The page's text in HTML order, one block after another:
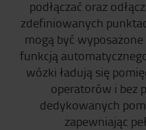
podłączać oraz
zdefiniowanych
mogą być
funkcją
wózki ładują się
operatorów i bez
dedykowanych
zapewniając